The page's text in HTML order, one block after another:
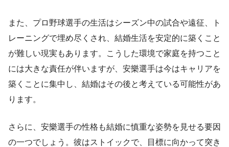
また、プロ野球選手の生活はシーズン中の試合や遠征、ト
レーニングで埋め尽くされ、結婚生活を安定的に築くこと
が難しい現実もあります。こうした環境で家庭を持つこと
には大きな責任が伴いますが、安樂選手は今はキャリアを
築くことに集中し、結婚はその後と考えている可能性があ
ります。
さらに、安樂選手の性格も結婚に慎重な姿勢を見せる要因
の一つでしょう。彼はストイックで、目標に向かって突き